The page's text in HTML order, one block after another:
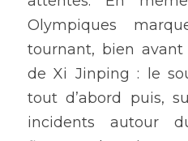
Olympiques
tournant, bien avant
de Xi Jinping : le
tout d’abord puis,
incidents autour